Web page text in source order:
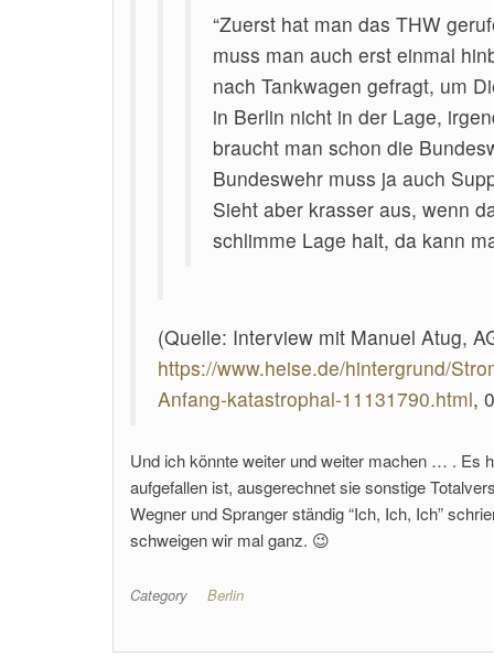
“Zuerst hat man das THW
muss man auch erst einmal
nach Tankwagen gefragt, um
in Berlin nicht in der Lage,
braucht man schon die
Bundeswehr muss ja auch
Sieht aber krasser aus, wenn
schlimme Lage halt, da kann
(Quelle: Interview mit Manuel Atug,
https://www.heise.de/hintergrund/
Anfang-katastrophal-11131790.html,
Und ich könnte weiter und weiter machen … . Es
aufgefallen ist, ausgerechnet sie sonstige
Wegner und Spranger ständig “Ich, Ich, Ich”
schweigen wir mal ganz. 😉
Category Berlin